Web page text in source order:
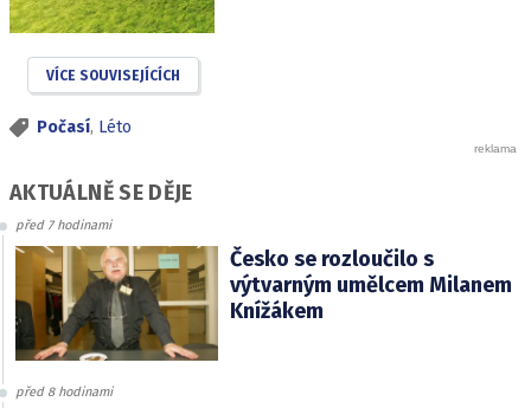
VÍCE SOUVISEJÍCÍCH
Počasí, Léto
AKTUÁLNĚ SE DĚJE
před 7 hodinami
Česko se rozloučilo s
výtvarným umělcem Milanem
Knížákem
před 8 hodinami